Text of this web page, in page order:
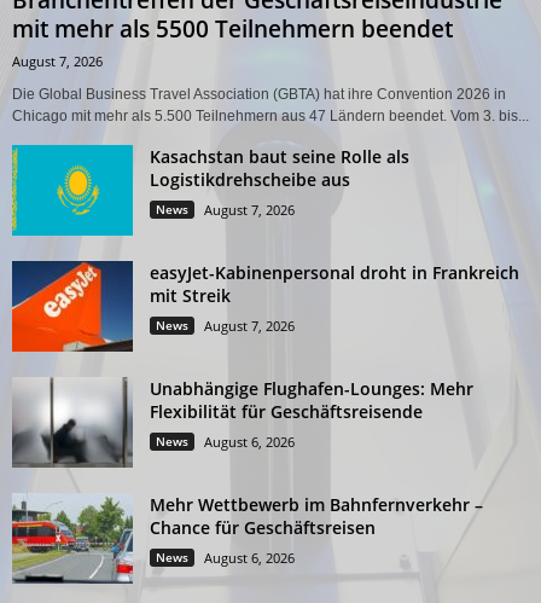
mit mehr als 5500 Teilnehmern beendet
August 7, 2026
Die Global Business Travel Association (GBTA) hat ihre Convention 2026 in
Chicago mit mehr als 5.500 Teilnehmern aus 47 Ländern beendet. Vom 3. bis...
Kasachstan baut seine Rolle als
Logistikdrehscheibe aus
News August 7, 2026
easyJet-Kabinenpersonal droht in Frankreich
mit Streik
News August 7, 2026
Unabhängige Flughafen-Lounges: Mehr
Flexibilität für Geschäftsreisende
News August 6, 2026
Mehr Wettbewerb im Bahnfernverkehr –
Chance für Geschäftsreisen
News August 6, 2026